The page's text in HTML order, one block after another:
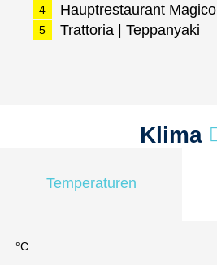
4 Hauptrestaurant Magico
5 Trattoria | Teppanyaki
Klima
Temperaturen
°C